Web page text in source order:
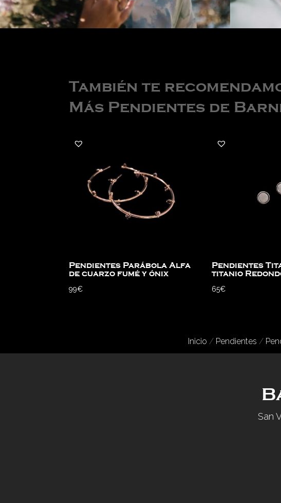
También te
Más Pendientes de
Pendientes Parábola Alfa
de cuarzo fumé y ónix
99€
Pendientes
titanio
65€
Inicio / Pendientes /
San